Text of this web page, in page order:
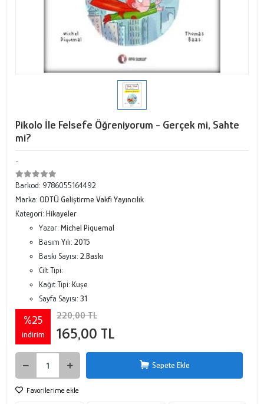
Pikolo İle Felsefe Öğreniyorum - Gerçek mi, Sahte
mi?
-
Barkod: 9786055164492
Marka: ODTÜ Geliştirme Vakfı Yayıncılık
Kategori: Hikayeler
Yazar: Michel Piquemal
Basım Yılı: 2015
Baskı Sayısı: 2.Baskı
Cilt Tipi:
Kağıt Tipi: Kuşe
Sayfa Sayısı: 31
%25
indirim
220,00 TL
165,00 TL
Sepete Ekle
Favorilerime ekle